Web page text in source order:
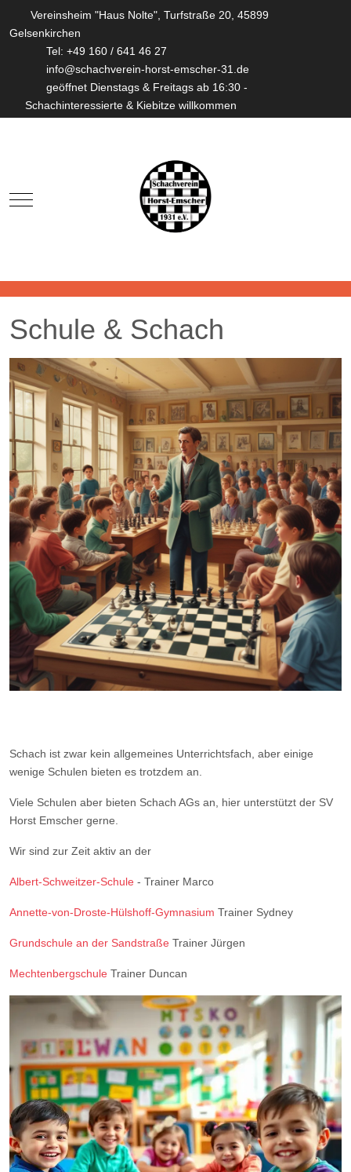
Vereinsheim "Haus Nolte", Turfstraße 20, 45899
Gelsenkirchen
Tel: +49 160 / 641 46 27
info@schachverein-horst-emscher-31.de
geöffnet Dienstags & Freitags ab 16:30 -
Schachinteressierte & Kiebitze willkommen
Mobile Menu Toggle
Schule & Schach
Schach ist zwar kein allgemeines Unterrichtsfach, aber einige
wenige Schulen bieten es trotzdem an.
Viele Schulen aber bieten Schach AGs an, hier unterstützt der SV
Horst Emscher gerne.
Wir sind zur Zeit aktiv an der
Albert-Schweitzer-Schule - Trainer Marco
Annette-von-Droste-Hülshoff-Gymnasium Trainer Sydney
Grundschule an der Sandstraße Trainer Jürgen
Mechtenbergschule Trainer Duncan